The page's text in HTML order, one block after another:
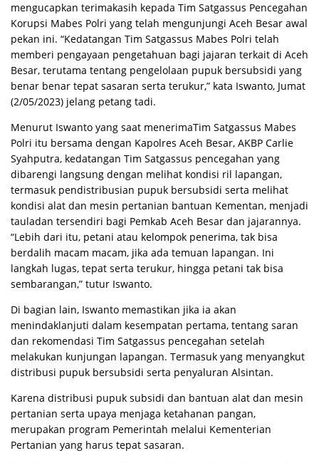
mengucapkan terimakasih kepada Tim Satgassus Pencegahan
Korupsi Mabes Polri yang telah mengunjungi Aceh Besar awal
pekan ini. “Kedatangan Tim Satgassus Mabes Polri telah
memberi pengayaan pengetahuan bagi jajaran terkait di Aceh
Besar, terutama tentang pengelolaan pupuk bersubsidi yang
benar benar tepat sasaran serta terukur,” kata Iswanto, Jumat
(2/05/2023) jelang petang tadi.
Menurut Iswanto yang saat menerimaTim Satgassus Mabes
Polri itu bersama dengan Kapolres Aceh Besar, AKBP Carlie
Syahputra, kedatangan Tim Satgassus pencegahan yang
dibarengi langsung dengan melihat kondisi ril lapangan,
termasuk pendistribusian pupuk bersubsidi serta melihat
kondisi alat dan mesin pertanian bantuan Kementan, menjadi
tauladan tersendiri bagi Pemkab Aceh Besar dan jajarannya.
“Lebih dari itu, petani atau kelompok penerima, tak bisa
berdalih macam macam, jika ada temuan lapangan. Ini
langkah lugas, tepat serta terukur, hingga petani tak bisa
sembarangan,” tutur Iswanto.
Di bagian lain, Iswanto memastikan jika ia akan
menindaklanjuti dalam kesempatan pertama, tentang saran
dan rekomendasi Tim Satgassus pencegahan setelah
melakukan kunjungan lapangan. Termasuk yang menyangkut
distribusi pupuk bersubsidi serta penyaluran Alsintan.
Karena distribusi pupuk subsidi dan bantuan alat dan mesin
pertanian serta upaya menjaga ketahanan pangan,
merupakan program Pemerintah melalui Kementerian
Pertanian yang harus tepat sasaran.